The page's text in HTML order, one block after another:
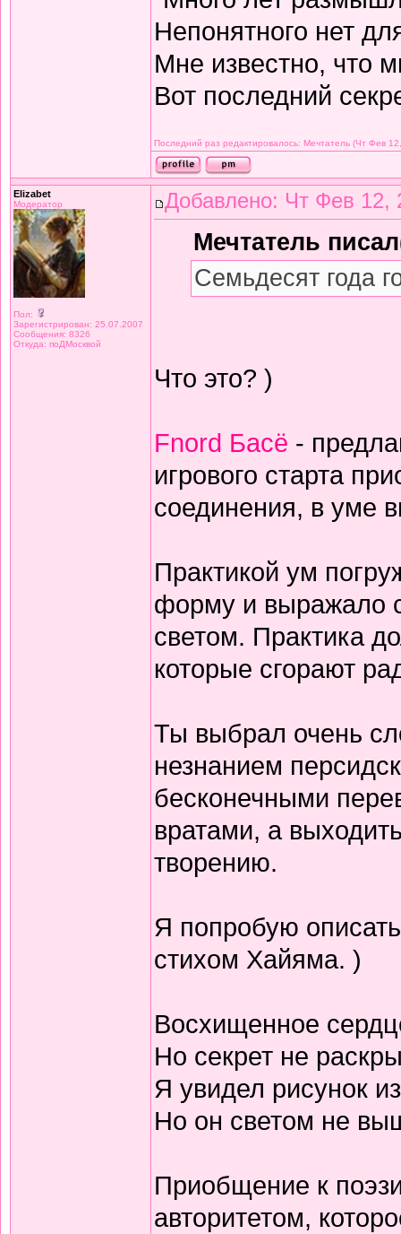
Непонятного нет
Мне известно, что
Вот последний
Последний раз редактировалось: Мечтатель (Чт Фев
Elizabet
Модератор
Пол:
Зарегистрирован: 25.07.2007
Сообщения: 8326
Откуда: поДМосквой
Добавлено: Чт Фев 12,
Мечтатель
Семьдесят года
Что это? )
Fnord Басё -
игрового старта
соединения, в уме
Практикой ум
форму и выражало
светом. Практика
которые сгорают
Ты выбрал очень
незнанием
бесконечными
вратами, а
творению.
Я попробую
стихом Хайяма. )
Восхищенное
Но секрет не
Я увидел рисунок
Но он светом не
Приобщение к
авторитетом,